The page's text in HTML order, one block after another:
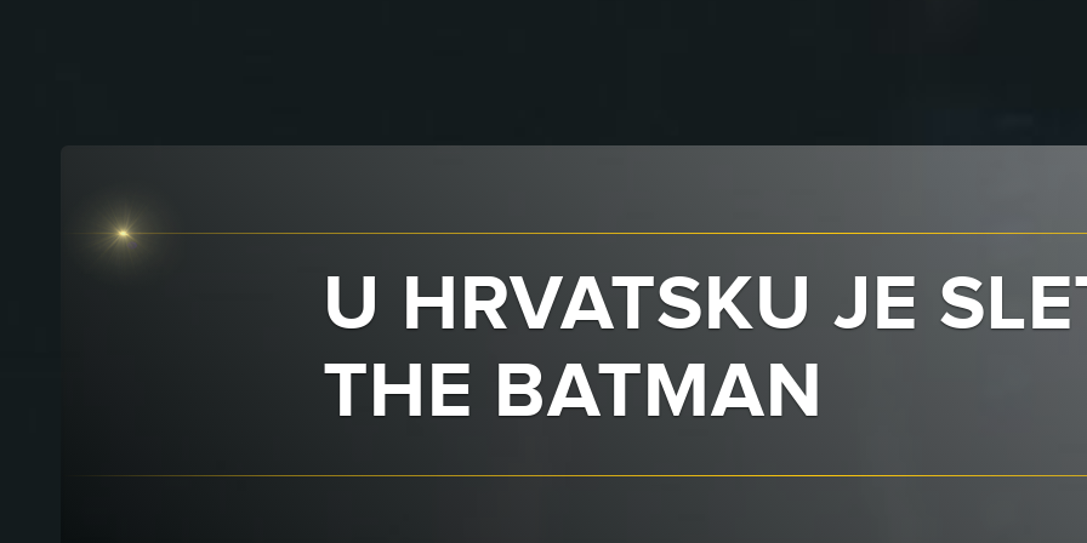
U HRVATSKU JE
THE BATMAN